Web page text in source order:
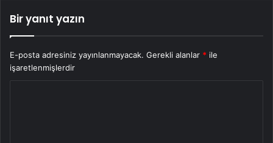
Bir yanıt yazın
E-posta adresiniz yayınlanmayacak. Gerekli alanlar * ile
işaretlenmişlerdir